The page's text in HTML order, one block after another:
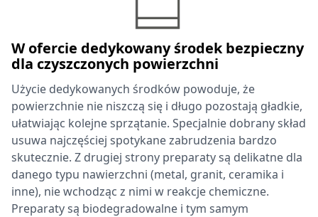
W ofercie dedykowany środek bezpieczny
dla czyszczonych powierzchni
Użycie dedykowanych środków powoduje, że
powierzchnie nie niszczą się i długo pozostają gładkie,
ułatwiając kolejne sprzątanie. Specjalnie dobrany skład
usuwa najczęściej spotykane zabrudzenia bardzo
skutecznie. Z drugiej strony preparaty są delikatne dla
danego typu nawierzchni (metal, granit, ceramika i
inne), nie wchodząc z nimi w reakcje chemiczne.
Preparaty są biodegradowalne i tym samym